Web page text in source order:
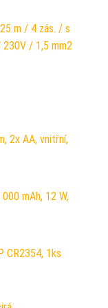
m / 4 zás. / s
/ 1,5 mm2
2x AA, vnitřní,
mAh, 12 W,
CR2354, 1ks